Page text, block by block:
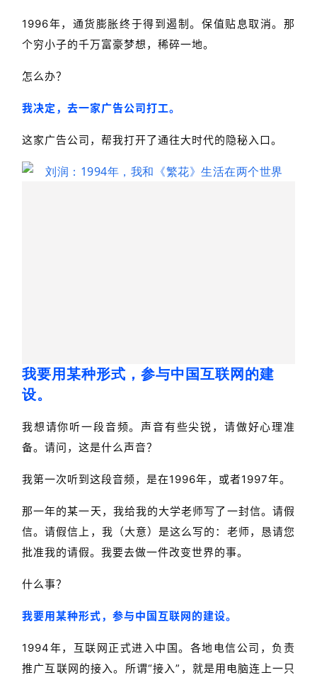
1996年，通货膨胀终于得到遏制。保值贴息取消。那
个穷小子的千万富豪梦想，稀碎一地。
怎么办？
我决定，去一家广告公司打工。
这家广告公司，帮我打开了通往大时代的隐秘入口。
我要用某种形式，参与中国互联网的建
设。
我想请你听一段音频。声音有些尖锐，请做好心理准
备。请问，这是什么声音？
我第一次听到这段音频，是在1996年，或者1997年。
那一年的某一天，我给我的大学老师写了一封信。请假
信。请假信上，我（大意）是这么写的：老师，恳请您
批准我的请假。我要去做一件改变世界的事。
什么事？
我要用某种形式，参与中国互联网的建设。
1994年，互联网正式进入中国。各地电信公司，负责
推广互联网的接入。所谓“接入”，就是用电脑连上一只